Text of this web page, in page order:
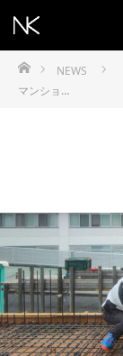
ホームNEWS
マンショ…